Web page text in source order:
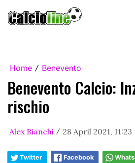
Home / Benevento
Benevento Calcio:
rischio
Alex Bianchi / 28 April 2021, 11:23
Twitter Facebook